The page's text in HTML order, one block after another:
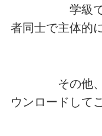
学級で必要
者同士で主体的
その他、詳
ウンロードして